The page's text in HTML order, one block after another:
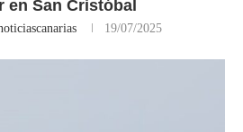
en San Cristóbal
19/07/2025